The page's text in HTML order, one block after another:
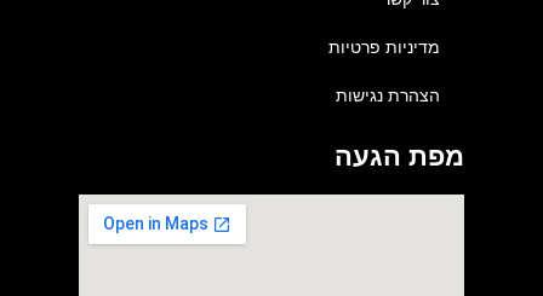
מדיניות פרטיות
הצהרת נגישות
מפת הגעה